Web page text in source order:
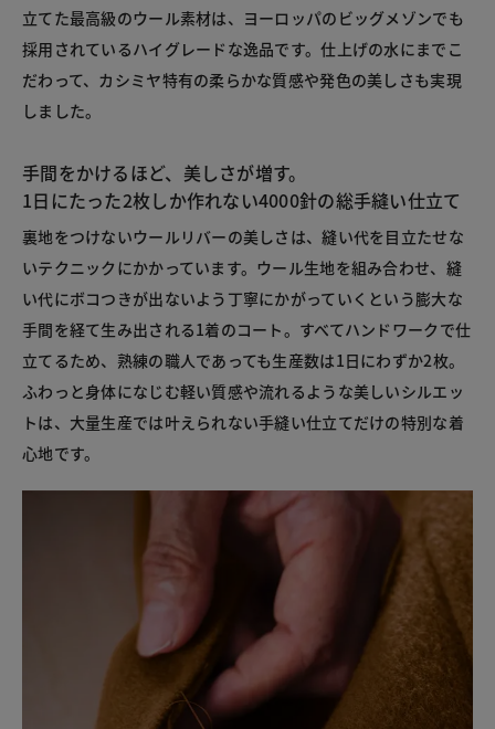
立てた最高級のウール素材は、ヨーロッパのビッグメゾンでも
採用されているハイグレードな逸品です。仕上げの水にまでこ
だわって、カシミヤ特有の柔らかな質感や発色の美しさも実現
しました。
手間をかけるほど、美しさが増す。
1日にたった2枚しか作れない4000針の総手縫い仕立て
裏地をつけないウールリバーの美しさは、縫い代を目立たせな
いテクニックにかかっています。ウール生地を組み合わせ、縫
い代にボコつきが出ないよう丁寧にかがっていくという膨大な
手間を経て生み出される1着のコート。すべてハンドワークで仕
立てるため、熟練の職人であっても生産数は1日にわずか2枚。
ふわっと身体になじむ軽い質感や流れるような美しいシルエッ
トは、大量生産では叶えられない手縫い仕立てだけの特別な着
心地です。